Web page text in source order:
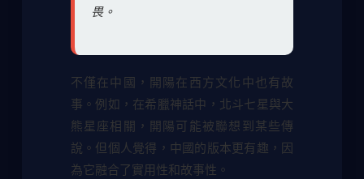
畏。
不僅在中國，開陽在西方文化中也有故
事。例如，在希臘神話中，北斗七星與大
熊星座相關，開陽可能被聯想到某些傳
說。但個人覺得，中國的版本更有趣，因
為它融合了實用性和故事性。